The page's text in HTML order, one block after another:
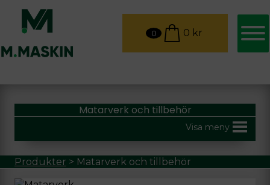
0 0 kr
Matarverk och tillbehör
Visa meny
Produkter > Matarverk och tillbehör